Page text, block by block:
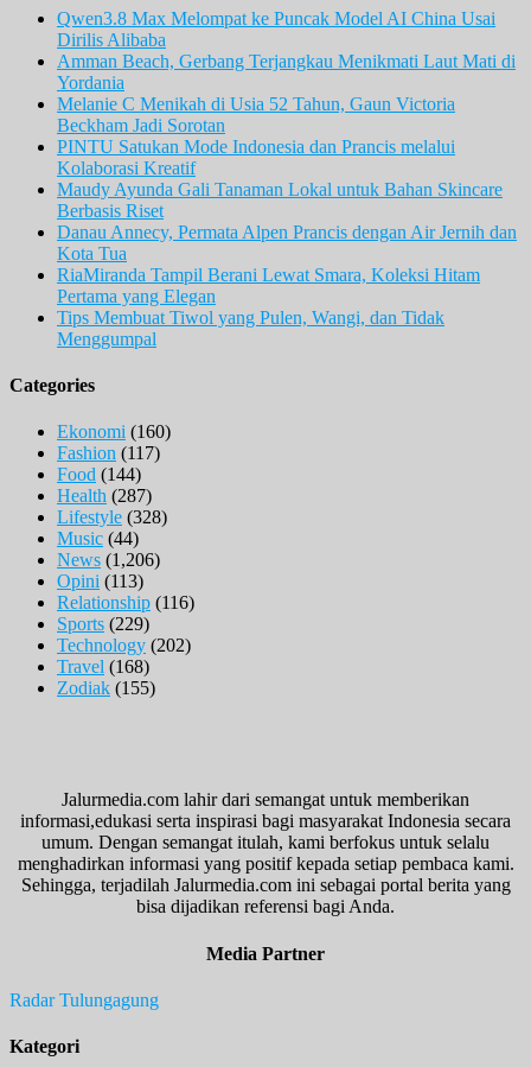
Qwen3.8 Max Melompat ke Puncak Model AI China Usai
Dirilis Alibaba
Amman Beach, Gerbang Terjangkau Menikmati Laut Mati di
Yordania
Melanie C Menikah di Usia 52 Tahun, Gaun Victoria
Beckham Jadi Sorotan
PINTU Satukan Mode Indonesia dan Prancis melalui
Kolaborasi Kreatif
Maudy Ayunda Gali Tanaman Lokal untuk Bahan Skincare
Berbasis Riset
Danau Annecy, Permata Alpen Prancis dengan Air Jernih dan
Kota Tua
RiaMiranda Tampil Berani Lewat Smara, Koleksi Hitam
Pertama yang Elegan
Tips Membuat Tiwol yang Pulen, Wangi, dan Tidak
Menggumpal
Categories
Ekonomi (160)
Fashion (117)
Food (144)
Health (287)
Lifestyle (328)
Music (44)
News (1,206)
Opini (113)
Relationship (116)
Sports (229)
Technology (202)
Travel (168)
Zodiak (155)
Jalurmedia.com lahir dari semangat untuk memberikan
informasi,edukasi serta inspirasi bagi masyarakat Indonesia secara
umum. Dengan semangat itulah, kami berfokus untuk selalu
menghadirkan informasi yang positif kepada setiap pembaca kami.
Sehingga, terjadilah Jalurmedia.com ini sebagai portal berita yang
bisa dijadikan referensi bagi Anda.
Media Partner
Radar Tulungagung
Kategori